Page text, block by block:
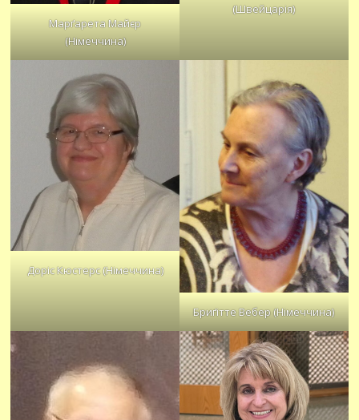
Марґарета Майєр
(Німеччина)
(Швейцарія)
Доріс Кюстерс (Німеччина)
Бриґітте Вебер (Німеччина)